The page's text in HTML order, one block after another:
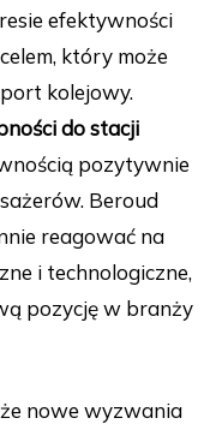
efektywności
który może
kolejowy.
do stacji
pozytywnie
Beroud
reagować na
i technologiczne,
pozycję w branży
nowe wyzwania